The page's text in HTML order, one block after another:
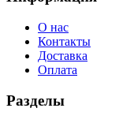
О нас
Контакты
Доставка
Оплата
Разделы